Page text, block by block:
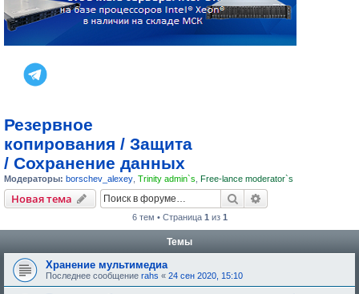
Резервное
копирования / Защита
/ Сохранение данных
Модераторы: borschev_alexey Trinity admin`s Free-lance moderator`s
Новая тема Поиск
6 тем • Страница 1 из 1
Темы
Хранение мультимедиа
Последнее сообщение rahs « 24 сен 2020, 15:10